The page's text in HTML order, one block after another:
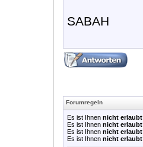
SABAH
Forumregeln
Es ist Ihnen nicht erlaubt
Es ist Ihnen nicht erlaubt
Es ist Ihnen nicht erlaubt
Es ist Ihnen nicht erlaubt